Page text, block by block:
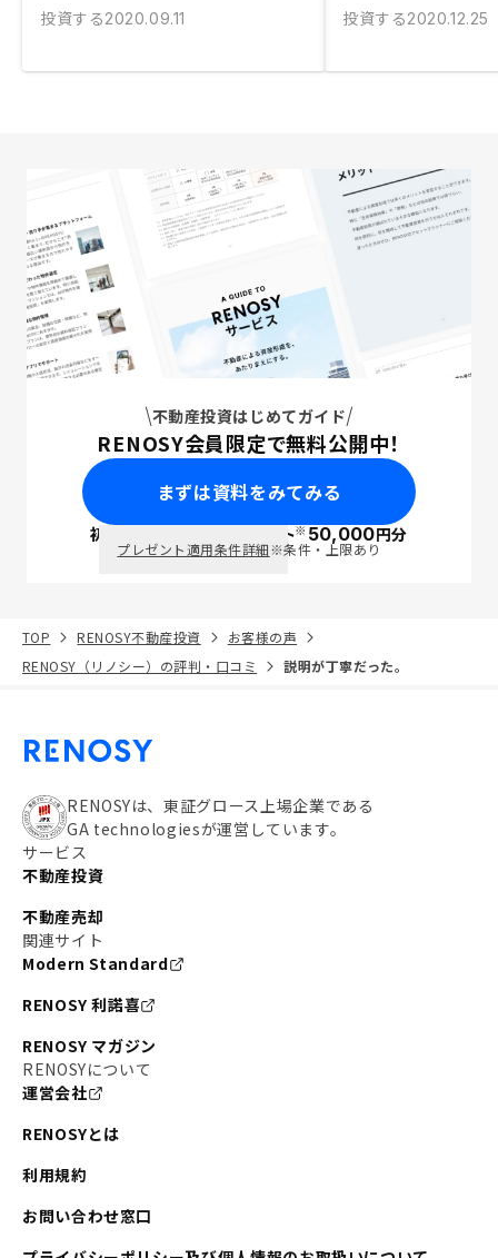
投資する2020.09.11
投資する2020.12.25
不動産投資はじめてガイド
RENOSY会員限定で無料公開中！
まずは資料をみてみる
初回面談で ポイント※50,000円分
プレゼント適用条件詳細※条件・上限あり
TOP RENOSY不動産投資
お客様の声
RENOSY（リノシー）の評判・口コミ
説明が丁寧だった。
RENOSYは、東証グロース上場企業である
GA technologiesが運営しています。
サービス
不動産投資
不動産売却
関連サイト
Modern Standard
RENOSY 利諾喜
RENOSY マガジン
RENOSYについて
運営会社
RENOSYとは
利用規約
お問い合わせ窓口